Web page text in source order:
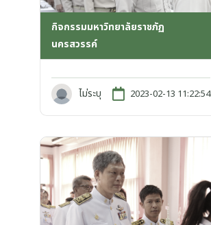
กิจกรรมมหาวิทยาลัยราชภัฏ
นครสวรรค์
ไม่ระบุ 2023-02-13 11:22:54